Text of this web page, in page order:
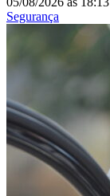
Segurança